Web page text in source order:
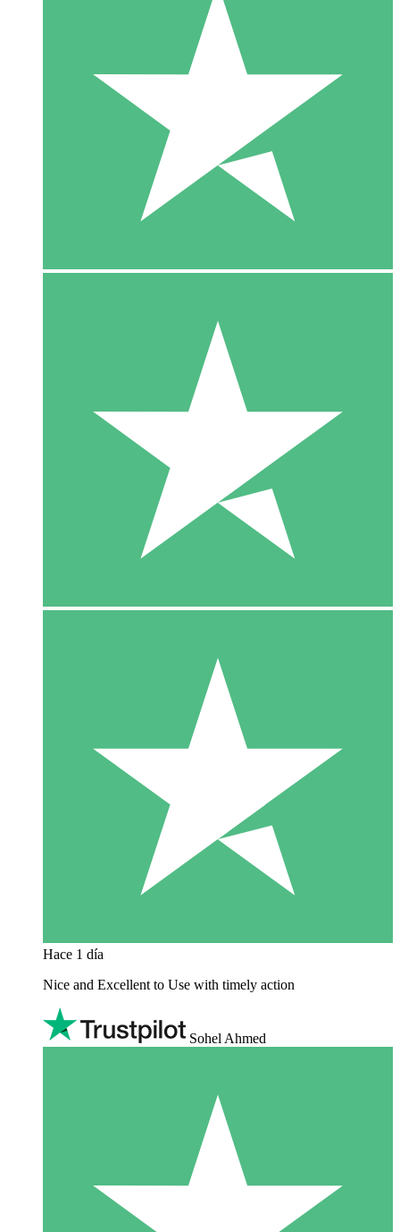
Hace 1 día
Nice and Excellent to Use with timely action
Sohel Ahmed